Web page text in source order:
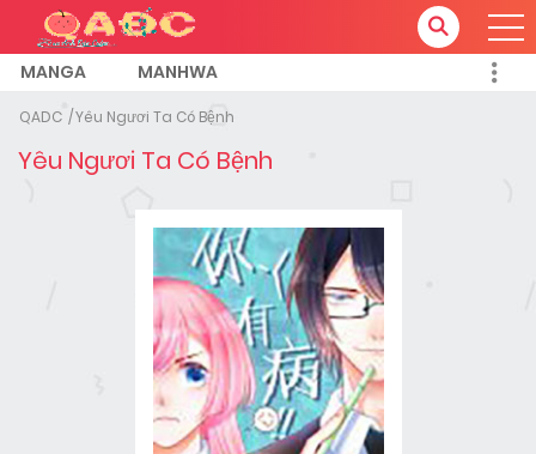
MANGA MANHWA
QADC Yêu Ngươi Ta Có Bệnh
Yêu Ngươi Ta Có Bệnh